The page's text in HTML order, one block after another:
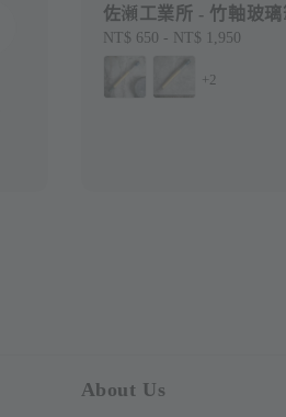
佐瀬工業所 - 竹軸玻
Regular
NT$ 650 - NT$ 1,950
+2
About Us